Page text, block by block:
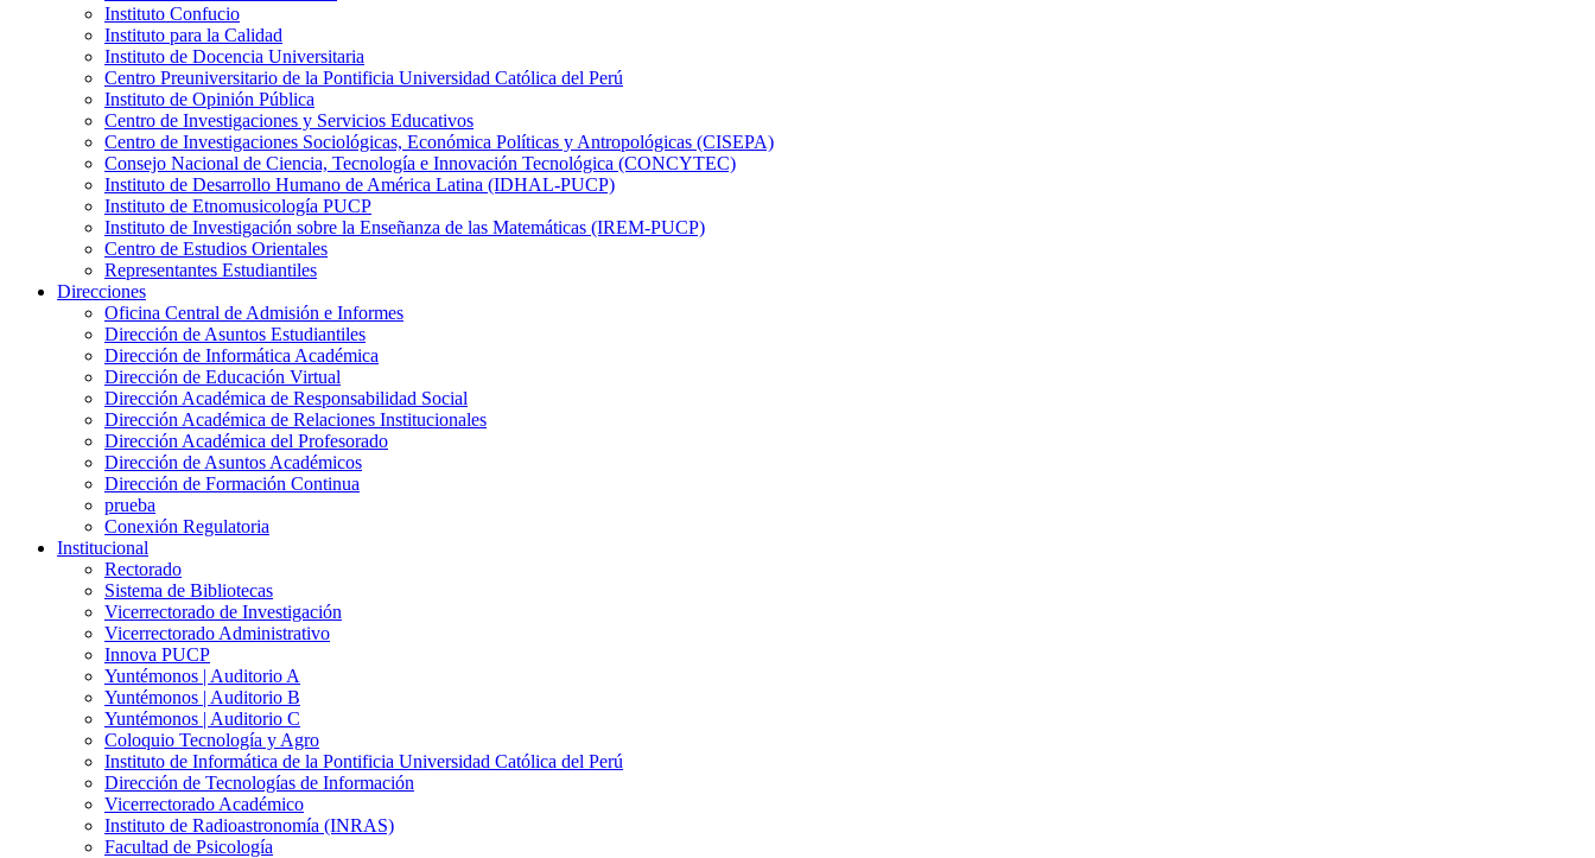
Instituto Confucio
Instituto para la Calidad
Instituto de Docencia Universitaria
Centro Preuniversitario de la Pontificia Universidad Católica del Perú
Instituto de Opinión Pública
Centro de Investigaciones y Servicios Educativos
Centro de Investigaciones Sociológicas, Económica Políticas y Antropológicas (CISEPA)
Consejo Nacional de Ciencia, Tecnología e Innovación Tecnológica (CONCYTEC)
Instituto de Desarrollo Humano de América Latina (IDHAL-PUCP)
Instituto de Etnomusicología PUCP
Instituto de Investigación sobre la Enseñanza de las Matemáticas (IREM-PUCP)
Centro de Estudios Orientales
Representantes Estudiantiles
Direcciones
Oficina Central de Admisión e Informes
Dirección de Asuntos Estudiantiles
Dirección de Informática Académica
Dirección de Educación Virtual
Dirección Académica de Responsabilidad Social
Dirección Académica de Relaciones Institucionales
Dirección Académica del Profesorado
Dirección de Asuntos Académicos
Dirección de Formación Continua
prueba
Conexión Regulatoria
Institucional
Rectorado
Sistema de Bibliotecas
Vicerrectorado de Investigación
Vicerrectorado Administrativo
Innova PUCP
Yuntémonos | Auditorio A
Yuntémonos | Auditorio B
Yuntémonos | Auditorio C
Coloquio Tecnología y Agro
Instituto de Informática de la Pontificia Universidad Católica del Perú
Dirección de Tecnologías de Información
Vicerrectorado Académico
Instituto de Radioastronomía (INRAS)
Facultad de Psicología